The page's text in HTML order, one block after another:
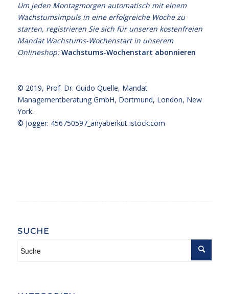
Um jeden Montagmorgen automatisch mit einem
Wachstumsimpuls in eine erfolgreiche Woche zu
starten, registrieren Sie sich für unseren kostenfreien
Mandat Wachstums-Wochenstart in unserem
Onlineshop:Wachstums-Wochenstart abonnieren
© 2019, Prof. Dr. Guido Quelle, Mandat
Managementberatung GmbH, Dortmund, London, New
York.
© Jogger: 456750597_anyaberkut istock.com
SUCHE